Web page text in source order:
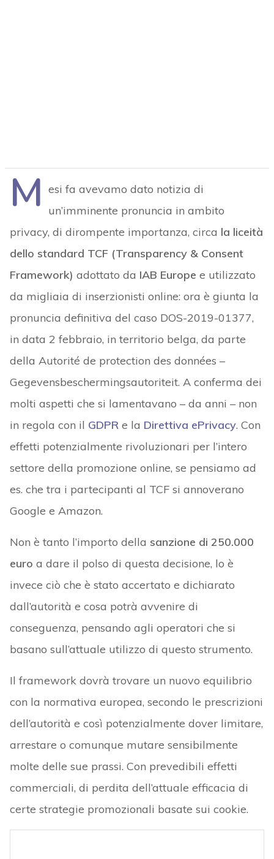
M esi fa avevamo dato notizia di
un’imminente pronuncia in ambito
privacy, di dirompente importanza, circa la liceità
dello standard TCF (Transparency & Consent
Framework) adottato da IAB Europe e utilizzato
da migliaia di inserzionisti online: ora è giunta la
pronuncia definitiva del caso DOS-2019-01377,
in data 2 febbraio, in territorio belga, da parte
della Autorité de protection des données –
Gegevensbeschermingsautoriteit. A conferma dei
molti aspetti che si lamentavano – da anni – non
in regola con il GDPRe la Direttiva ePrivacy. Con
effetti potenzialmente rivoluzionari per l’intero
settore della promozione online, se pensiamo ad
es. che tra i partecipanti al TCF si annoverano
Google e Amazon.
Non è tanto l’importo della sanzione di 250.000
euro a dare il polso di questa decisione, lo è
invece ciò che è stato accertato e dichiarato
dall’autorità e cosa potrà avvenire di
conseguenza, pensando agli operatori che si
basano sull’attuale utilizzo di questo strumento.
Il framework dovrà trovare un nuovo equilibrio
con la normativa europea, secondo le prescrizioni
dell’autorità e così potenzialmente dover limitare,
arrestare o comunque mutare sensibilmente
molte delle sue prassi. Con prevedibili effetti
commerciali, di perdita dell’attuale efficacia di
certe strategie promozionali basate sui cookie.